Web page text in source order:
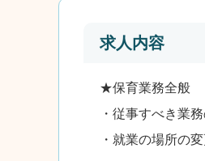
求人内容
★保育業務全般
・従事すべき業
・就業の場所の